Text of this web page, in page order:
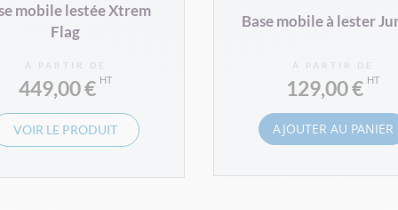
mobile lestée Xtrem
Flag
À PARTIR DE
449,00 €
VOIR LE PRODUIT
Base mobile à lester
À PARTIR DE
129,00 €
AJOUTER AU PANIER